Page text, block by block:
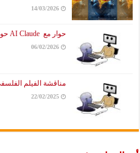
14/03/2026
حوار مع AI Claude حول التاريخ والحقيقة
06/02/2026
مناقشة الفيلم
22/02/2025